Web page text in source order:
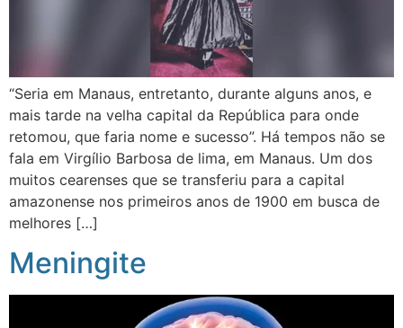
“Seria em Manaus, entretanto, durante alguns anos, e
mais tarde na velha capital da República para onde
retomou, que faria nome e sucesso”. Há tempos não se
fala em Virgílio Barbosa de lima, em Manaus. Um dos
muitos cearenses que se transferiu para a capital
amazonense nos primeiros anos de 1900 em busca de
melhores […]
Meningite